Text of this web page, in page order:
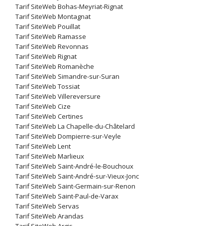
Tarif SiteWeb Bohas-Meyriat-Rignat
Tarif SiteWeb Montagnat
Tarif SiteWeb Pouillat
Tarif SiteWeb Ramasse
Tarif SiteWeb Revonnas
Tarif SiteWeb Rignat
Tarif SiteWeb Romanèche
Tarif SiteWeb Simandre-sur-Suran
Tarif SiteWeb Tossiat
Tarif SiteWeb Villereversure
Tarif SiteWeb Cize
Tarif SiteWeb Certines
Tarif SiteWeb La Chapelle-du-Châtelard
Tarif SiteWeb Dompierre-sur-Veyle
Tarif SiteWeb Lent
Tarif SiteWeb Marlieux
Tarif SiteWeb Saint-André-le-Bouchoux
Tarif SiteWeb Saint-André-sur-Vieux-Jonc
Tarif SiteWeb Saint-Germain-sur-Renon
Tarif SiteWeb Saint-Paul-de-Varax
Tarif SiteWeb Servas
Tarif SiteWeb Arandas